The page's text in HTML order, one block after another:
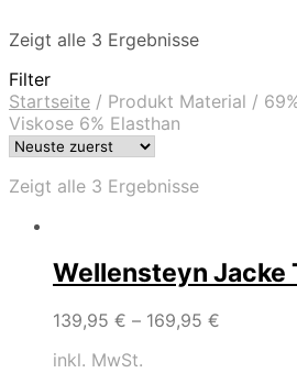
Zeigt alle 3 Ergebnisse
Filter
Startseite / Produkt Material /
Viskose 6% Elasthan
Zeigt alle 3 Ergebnisse
Wellensteyn Jacke
139,95 € – 169,95 €
inkl. MwSt.